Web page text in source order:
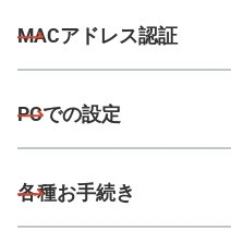
MACアドレス認証
PCでの設定
各種お手続き